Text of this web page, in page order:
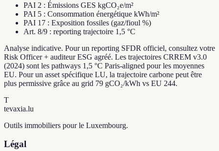
PAI 2 : Émissions GES kgCO₂e/m²
PAI 5 : Consommation énergétique kWh/m²
PAI 17 : Exposition fossiles (gaz/fioul %)
Art. 8/9 : reporting trajectoire 1,5 °C
Analyse indicative. Pour un reporting SFDR officiel, consultez votre
Risk Officer + auditeur ESG agréé. Les trajectoires CRREM v3.0
(2024) sont les pathways 1,5 °C Paris-aligned pour les moyennes
EU. Pour un asset spécifique LU, la trajectoire carbone peut être
plus permissive grâce au grid 79 gCO₂/kWh vs EU 244.
T
tevaxia.lu
Outils immobiliers pour le Luxembourg.
Légal